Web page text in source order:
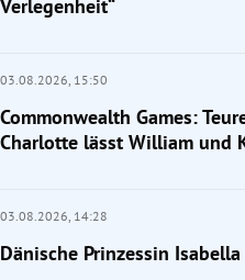
Verlegenheit“
03.08.2026, 15:50
Commonwealth Games:
Charlotte lässt William und
03.08.2026, 14:28
Dänische Prinzessin